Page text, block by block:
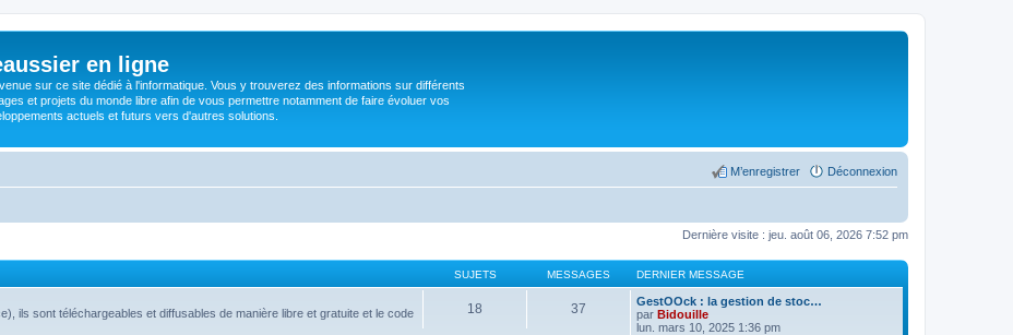
en ligne
sur ce site dédié à l'informatique. Vous y trouverez des informations sur différents
et projets du monde libre afin de vous permettre notamment de faire évoluer vos
actuels et futurs vers d'autres solutions.
Déconnexion
M’enregistrer
Dernière visite : jeu. août 06, 2026 7:52 pm
SUJETS MESSAGES DERNIER MESSAGE
ils sont téléchargeables et diffusables de manière libre et gratuite et le code
18 37
GestOOck : la gestion de stoc…
par Bidouille
lun. mars 10, 2025 1:36 pm